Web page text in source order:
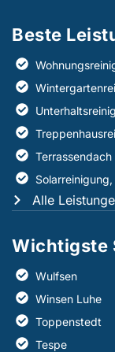
Beste
Terrassendach
Alle
Wichtigste
Wulfsen
Winsen Luhe
Toppenstedt
Tespe